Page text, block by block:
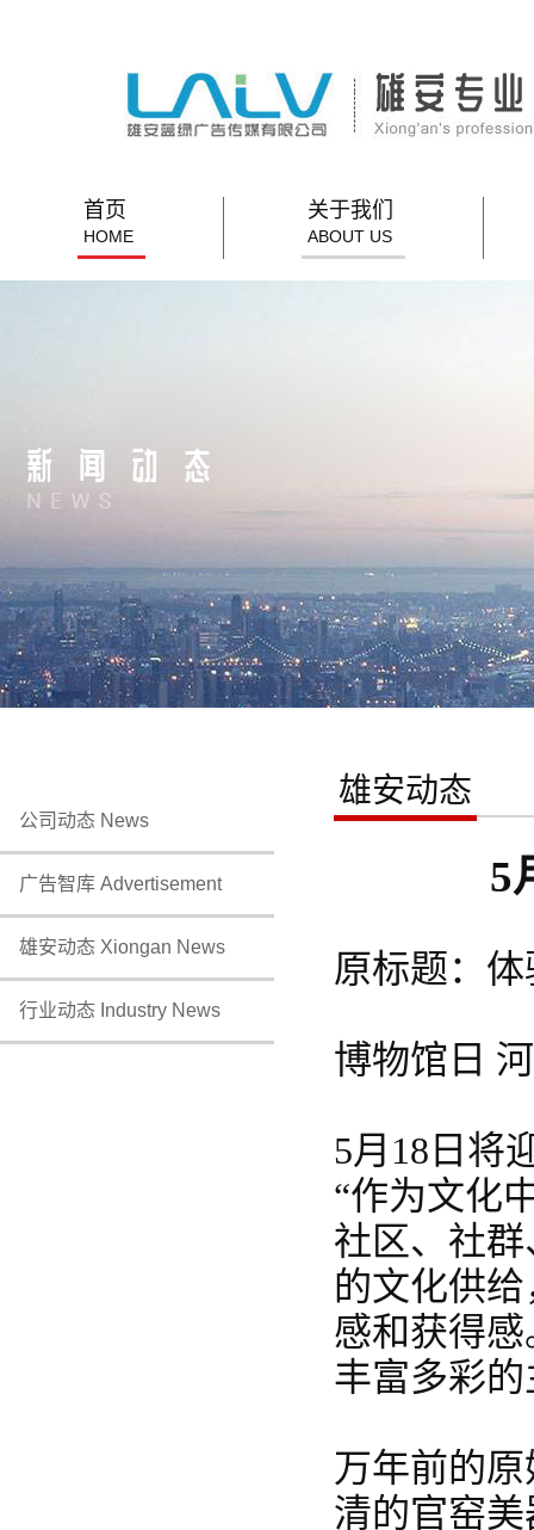
首页
HOME
关于我们
ABOUT US
公司动态 News
广告智库 Advertisement
雄安动态 Xiongan News
行业动态 Industry News
雄安动态
5
原标题：
博物馆日
5月18日将
“作为文化
社区、社
的文化供
感和获得感
丰富多彩
万年前的
清的官窑